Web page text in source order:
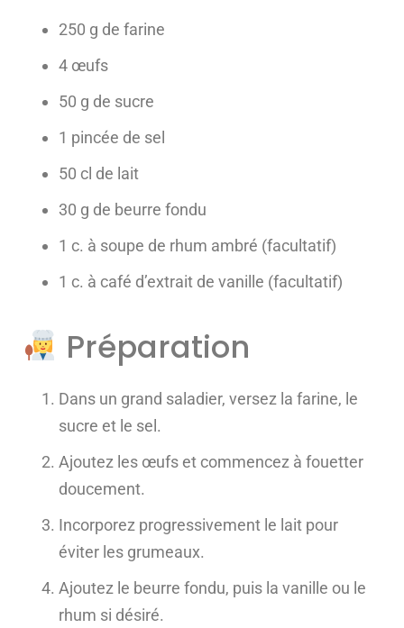
250 g de farine
4 œufs
50 g de sucre
1 pincée de sel
50 cl de lait
30 g de beurre fondu
1 c. à soupe de rhum ambré (facultatif)
1 c. à café d’extrait de vanille (facultatif)
Préparation
Dans un grand saladier, versez la farine, le
sucre et le sel.
Ajoutez les œufs et commencez à fouetter
doucement.
Incorporez progressivement le lait pour
éviter les grumeaux.
Ajoutez le beurre fondu, puis la vanille ou le
rhum si désiré.